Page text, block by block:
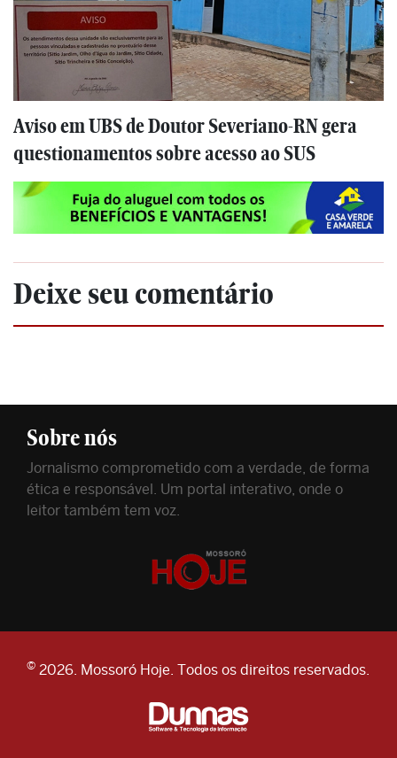
Aviso em UBS de Doutor Severiano-RN gera
questionamentos sobre acesso ao SUS
Deixe seu comentário
Sobre nós
Jornalismo comprometido com a verdade, de forma
ética e responsável. Um portal interativo, onde o
leitor também tem voz.
© 2026. Mossoró Hoje. Todos os direitos reservados.